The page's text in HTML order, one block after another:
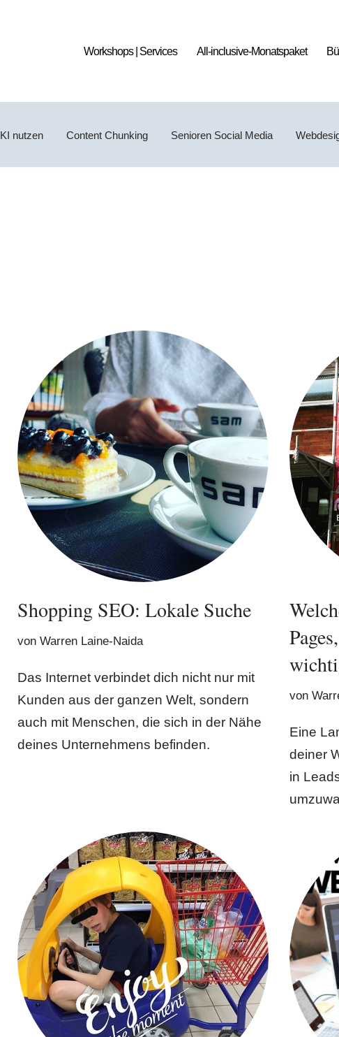
Workshops | Services All-inclusive-Monatspaket
KI nutzen Content Chunking Senioren Social Media
Shopping SEO: Lokale Suche
von Warren Laine-Naida
Das Internet verbindet dich nicht nur mit
Kunden aus der ganzen Welt, sondern
auch mit Menschen, die sich in der Nähe
deines Unternehmens befinden.
von
Eine
deiner
in